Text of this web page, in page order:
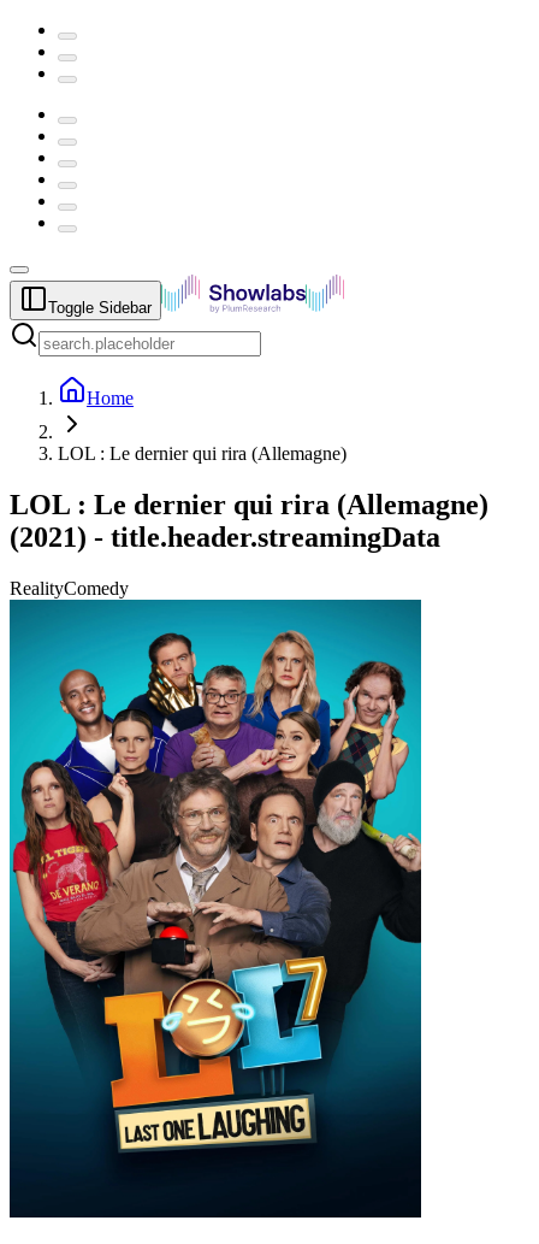
Toggle Sidebar
Home
LOL : Le dernier qui rira (Allemagne)
LOL : Le dernier qui rira (Allemagne)
(2021) - title.header.streamingData
RealityComedy